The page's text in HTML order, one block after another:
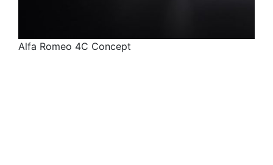
Alfa Romeo 4C Concept